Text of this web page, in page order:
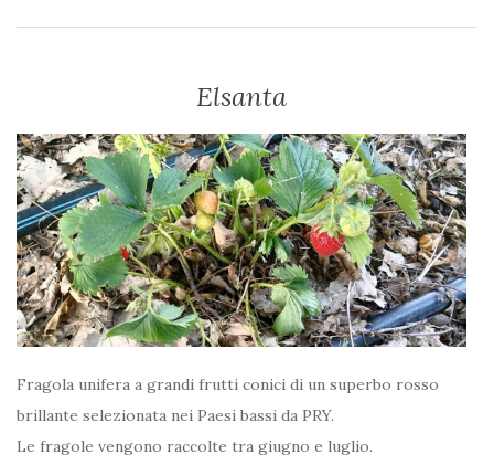
Elsanta
Fragola unifera a grandi frutti conici di un superbo rosso
brillante selezionata nei Paesi bassi da PRY.
Le fragole vengono raccolte tra giugno e luglio.